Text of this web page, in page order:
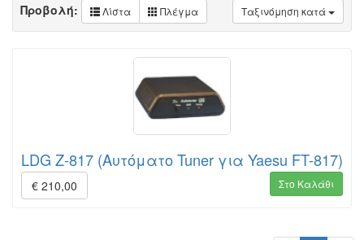
Ταξινόμηση κατά
Προβολή: Λίστα Πλέγμα
LDG Z-817 (Αυτόματο Tuner για Yaesu FT-817)
€ 210,00 Στο Καλάθι